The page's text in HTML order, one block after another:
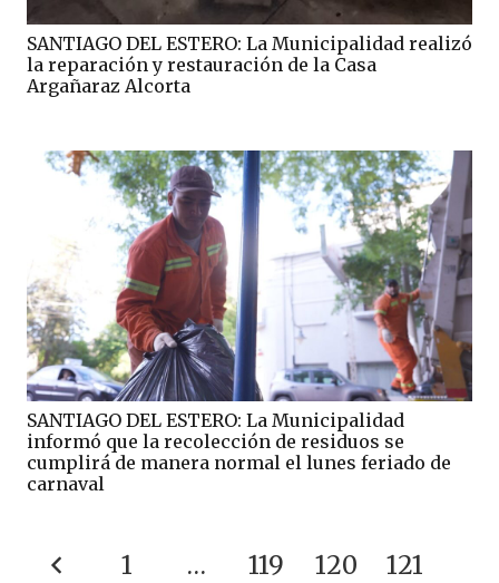
SANTIAGO DEL ESTERO: La Municipalidad realizó
la reparación y restauración de la Casa
Argañaraz Alcorta
SANTIAGO DEL ESTERO: La Municipalidad
informó que la recolección de residuos se
cumplirá de manera normal el lunes feriado de
carnaval
1 … 119 120 121